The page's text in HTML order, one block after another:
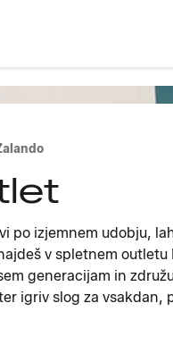
po izjemnem udobju,
v spletnem outletu
generacijam in
igriv slog za vsakdan,